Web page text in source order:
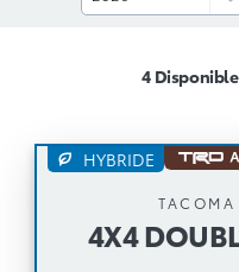
4 Disponible
HYBRIDE
4X4
4X4